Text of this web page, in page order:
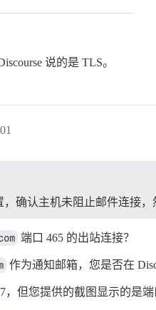
说的是 TLS。
确认主机未阻止邮件连接，
端口 465 的出站连接？
作为通知邮箱，您是否在
但您提供的截图显示的是